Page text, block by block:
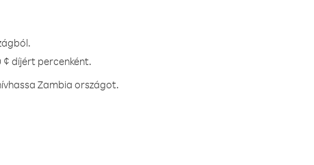
¢ díjért percenként.
Zambia országot.